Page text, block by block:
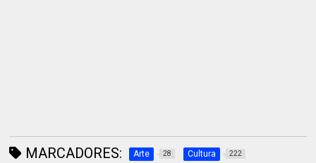
MARCADORES: Arte 28 Cultura 222